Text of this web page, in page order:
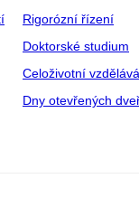
Rigorózní řízení
Doktorské studium
Celoživotní
Dny otevřených